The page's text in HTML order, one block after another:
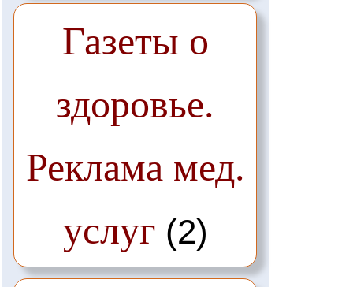
Газеты о
здоровье.
Реклама мед.
услуг (2)